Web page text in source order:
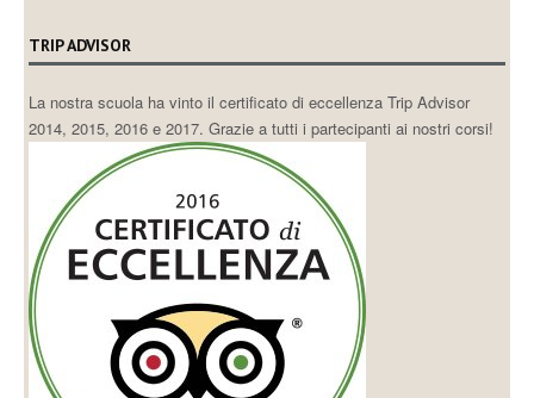
TRIP ADVISOR
La nostra scuola ha vinto il certificato di eccellenza Trip Advisor
2014, 2015, 2016 e 2017. Grazie a tutti i partecipanti ai nostri corsi!